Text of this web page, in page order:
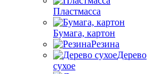
Пластмасса
Бумага, картон
Резина
Дерево
сухое